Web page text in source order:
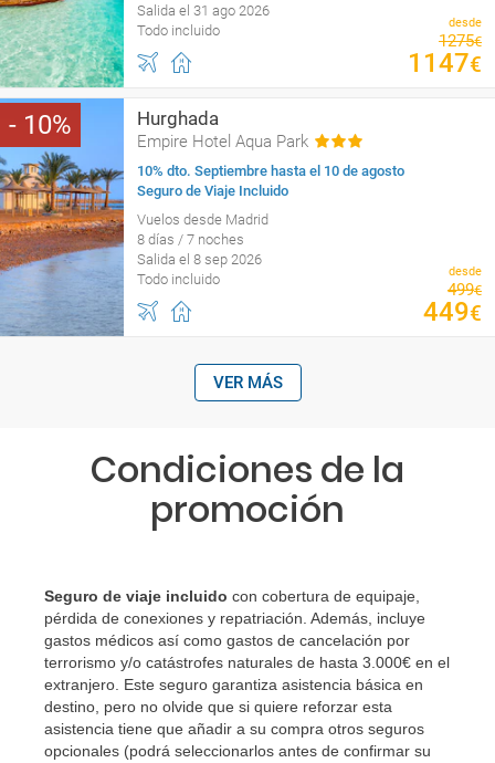
Salida el 31 ago 2026
Todo incluido
desde
1275€
1147€
10 Hurghada
Empire Hotel Aqua Park
10% dto. Septiembre hasta el 10 de agosto
Seguro de Viaje Incluido
Vuelos desde Madrid
8 días / 7 noches
Salida el 8 sep 2026
Todo incluido
desde
499€
449€
VER MÁS
Condiciones de la
promoción
Seguro de viaje incluido con cobertura de equipaje,
pérdida de conexiones y repatriación. Además, incluye
gastos médicos así como gastos de cancelación por
terrorismo y/o catástrofes naturales de hasta 3.000€ en el
extranjero. Este seguro garantiza asistencia básica en
destino, pero no olvide que si quiere reforzar esta
asistencia tiene que añadir a su compra otros seguros
opcionales (podrá seleccionarlos antes de confirmar su